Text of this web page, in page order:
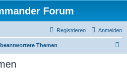
Forum
Anmelden
Registrieren
Themen